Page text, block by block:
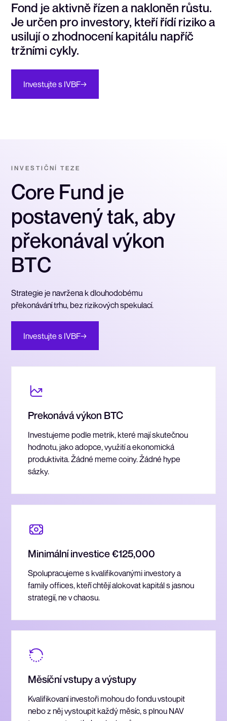
Fond jeaktivně řízen a nakloněn růstu.
Je určen pro investory, kteří řídí rizikoa
usilujíozhodnocení kapitálu napříč
tržními cykly.
Investujte s IVBF→
INVE S T I Č NÍ TE Z E
Core Fund je
postavenýtak, aby
překonávalvýkon
BTC
Strategie je navržena k dlouhodobému
překonávání trhu, bez rizikových spekulací.
Investujte s IVBF→
Prekonává výkon BTC
Investujeme podle metrik, které mají skutečnou
hodnotu, jako adopce, využití a ekonomická
produktivita. Žádné meme coiny. Žádné hype
sázky.
Minimální investice €125,000
Spolupracujeme s kvalifikovanými investory a
family offices, kteří chtějí alokovat kapitál s jasnou
strategií, ne v chaosu.
Měsíční vstupy a výstupy
Kvalifikovaní investoři mohou do fondu vstoupit
nebo z něj vystoupit každý měsíc, s plnou NAV